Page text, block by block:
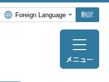
翻訳